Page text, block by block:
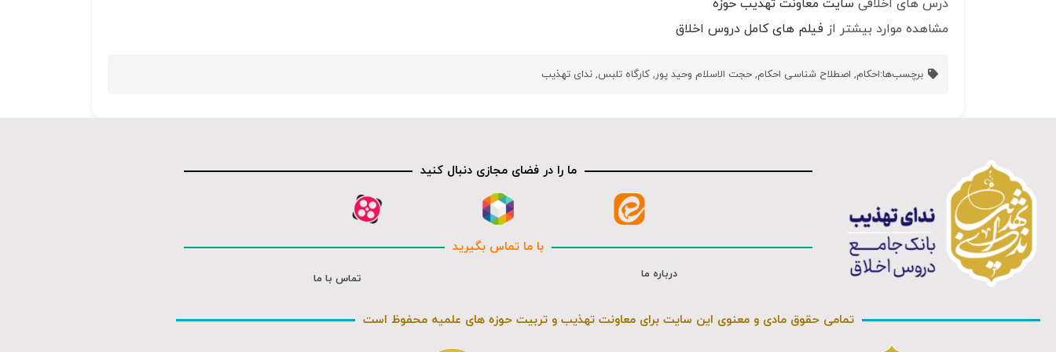
درس های اخلاقی سایت معاونت تهذیب حوزه
مشاهده موارد بیشتر از فیلم های کامل دروس اخلاق
برچسب‌ها:احکام, اصطلاح شناسی احکام,حجت الاسلام وحید پور,کارگاه تلبس,ندای تهذیب
ما را در فضای مجازی دنبال کنید
با ما تماس بگیرید
درباره ما تماس با ما
تمامی حقوق مادی و معنوی این سایت برای معاونت تهذیب و تربیت حوزه های علمیه محفوظ است